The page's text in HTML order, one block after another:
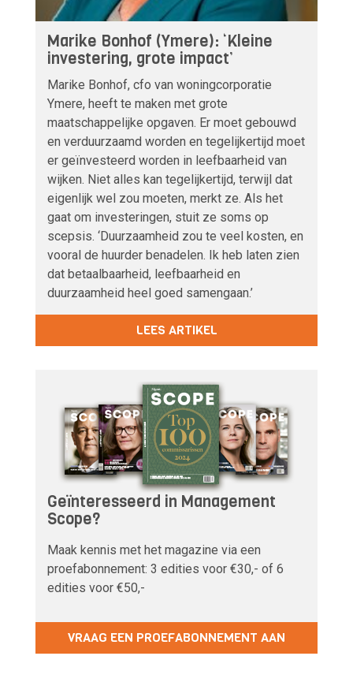
Marike Bonhof (Ymere): ‘Kleine
investering, grote impact’
Marike Bonhof, cfo van woningcorporatie
Ymere, heeft te maken met grote
maatschappelijke opgaven. Er moet gebouwd
en verduurzaamd worden en tegelijkertijd moet
er geïnvesteerd worden in leefbaarheid van
wijken. Niet alles kan tegelijkertijd, terwijl dat
eigenlijk wel zou moeten, merkt ze. Als het
gaat om investeringen, stuit ze soms op
scepsis. ‘Duurzaamheid zou te veel kosten, en
vooral de huurder benadelen. Ik heb laten zien
dat betaalbaarheid, leefbaarheid en
duurzaamheid heel goed samengaan.’
LEES ARTIKEL
Geïnteresseerd in Management
Scope?
Maak kennis met het magazine via een
proefabonnement: 3 edities voor €30,- of 6
edities voor €50,-
VRAAG EEN PROEFABONNEMENT AAN